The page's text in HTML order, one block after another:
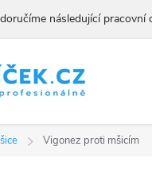
doručíme následující pracovní
Vigonez proti mšicím